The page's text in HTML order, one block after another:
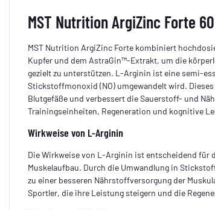
MST Nutrition ArgiZinc Forte
MST Nutrition ArgiZinc Forte kombiniert
Kupfer und dem AstraGin™-Extrakt, um die
gezielt zu unterstützen. L-Arginin ist eine semi-
Stickstoffmonoxid (NO) umgewandelt wird.
Blutgefäße und verbessert die Sauerstoff- und
Trainingseinheiten, Regeneration und kognitive
Wirkweise von L-Arginin
Die Wirkweise von L-Arginin ist entscheidend für
Muskelaufbau. Durch die Umwandlung in
zu einer besseren Nährstoffversorgung der
Sportler, die ihre Leistung steigern und die